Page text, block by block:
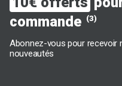
commande (3)
Abonnez-vous pour recevoir
nouveautés